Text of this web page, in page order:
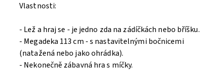
Vlastnosti:
- Lež a hraj se - je jedno zda na zádíčkách nebo bříšku.
- Megadeka 113 cm - s nastavitelnými bočnicemi
(natažená nebo jako ohrádka).
- Nekonečně zábavná hra s míčky.